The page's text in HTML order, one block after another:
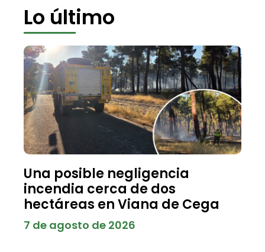
Lo último
Una posible negligencia
incendia cerca de dos
hectáreas en Viana de Cega
7 de agosto de 2026